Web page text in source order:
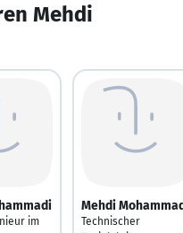
Mehdi
im
Mehdi
Technischer